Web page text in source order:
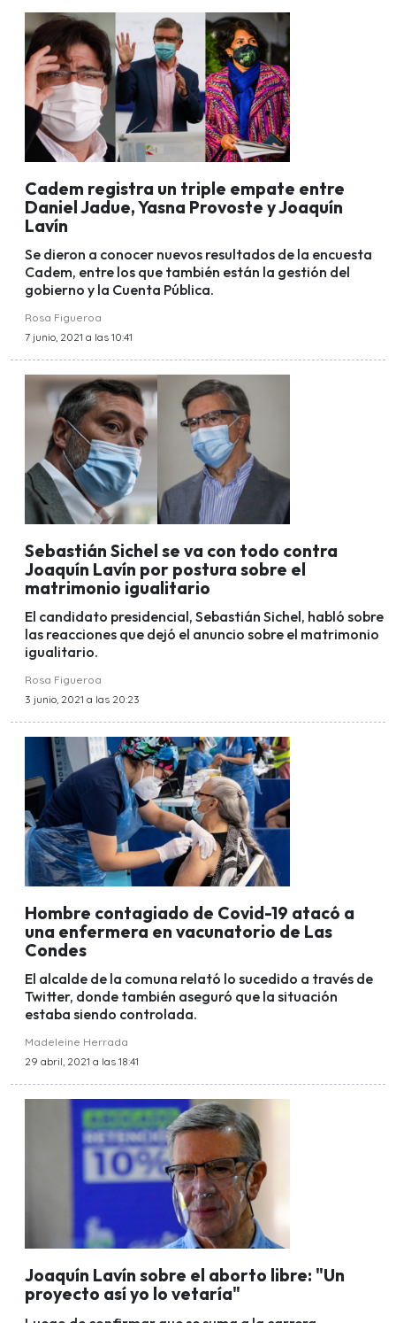
Cadem registra un triple empate entre
Daniel Jadue, Yasna Provoste y Joaquín
Lavín
Se dieron a conocer nuevos resultados de la encuesta
Cadem, entre los que también están la gestión del
gobierno y la Cuenta Pública.
Rosa Figueroa
7 junio, 2021 a las 10:41
Sebastián Sichel se va con todo contra
Joaquín Lavín por postura sobre el
matrimonio igualitario
El candidato presidencial, Sebastián Sichel, habló sobre
las reacciones que dejó el anuncio sobre el matrimonio
igualitario.
Rosa Figueroa
3 junio, 2021 a las 20:23
Hombre contagiado de Covid-19 atacó a
una enfermera en vacunatorio de Las
Condes
El alcalde de la comuna relató lo sucedido a través de
Twitter, donde también aseguró que la situación
estaba siendo controlada.
Madeleine Herrada
29 abril, 2021 a las 18:41
Joaquín Lavín sobre el aborto libre: "Un
proyecto así yo lo vetaría"